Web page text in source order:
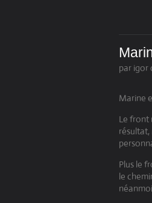
par igor
Marine
Le front
résultat,
Plus le
le